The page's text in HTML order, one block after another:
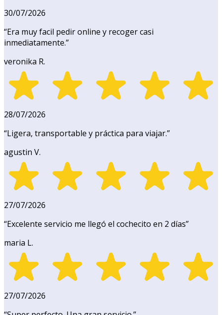
30/07/2026
“Era muy facil pedir online y recoger casi
inmediatamente.”
veronika R.
28/07/2026
“Ligera, transportable y práctica para viajar.”
agustin V.
27/07/2026
“Excelente servicio me llegó el cochecito en 2 días”
maria L.
27/07/2026